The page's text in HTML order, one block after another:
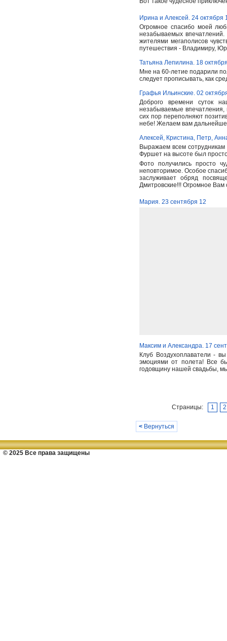
Ирина и Алексей. 24 октября
Огромное спасибо моей
незабываемых
жителями мегаполисов
путешествия - Владимиру,
Татьяна Лепилина. 18
Мне на 60-летие подарили
следует прописывать, как
Графья Ильинские. 02
Доброго времени суток
незабываемые впечатления,
сих пор переполняют
небе! Желаем вам
Алексей, Кристина, Петр,
Выражаем всем
Фуршет на высоте был
Фото получились просто
неповторимое. Особое
заслуживает обряд
Дмитровские!!! Огромное
Мария. 23 сентября 12
Максим и Александра. 17
Клуб Воздухоплаватели -
эмоциями от полета! Все
годовщину нашей свадьбы,
Страницы: 1 2
< Вернуться
© 2025 Все права защищены